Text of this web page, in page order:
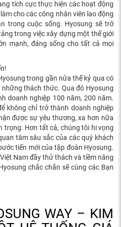
tích cực thực hiện các hoạt động
cho các công nhân viên lao động
trong cuộc sống. Hyosung sẽ trở
trong việc xây dựng một thế giới
mạnh, đáng sống cho tất cả mọi
trong gần nửa thế kỷ qua có
thách thức. Qua đó Hyosung
doanh nghiệp 100 năm, 200 năm.
không chỉ trở thành doanh nghiệp
được sự yêu thương, xa hơn nữa
trọng. Hơn tất cả, chúng tôi hi vọng
tâm sâu sắc của các quý khách
tiến mới của tập đoàn Hyosung.
Nam đầy thử thách và tiềm năng
chắc chắn sẽ cùng các Bạn
WAY – KIM